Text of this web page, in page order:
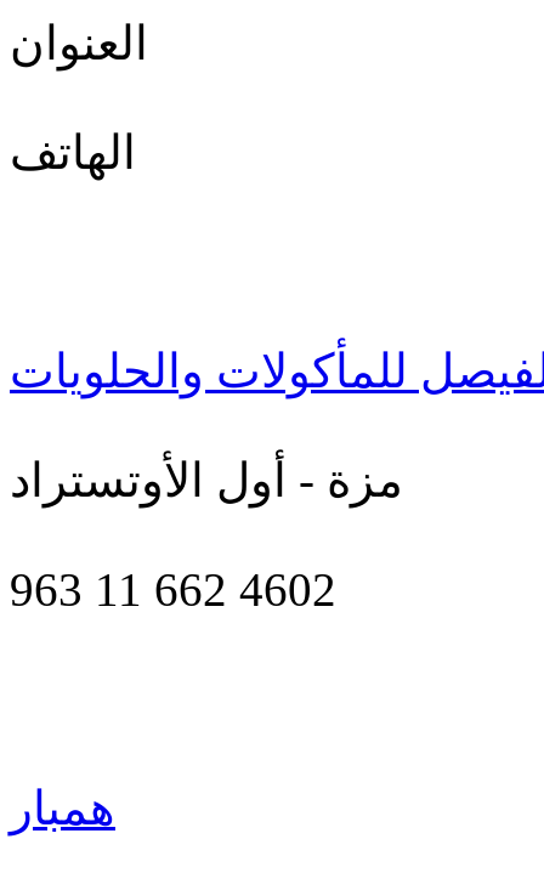
العنوان
الهاتف
للمأكولات والحلويات
مزة - أول الأوتستراد
963 11 662 4602
همبار